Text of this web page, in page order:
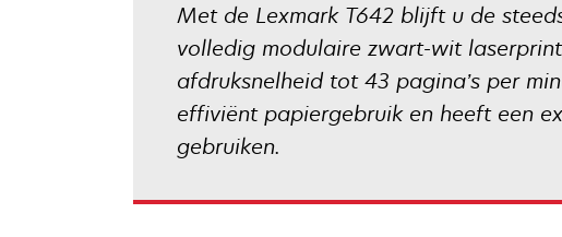
Met de Lexmark T642 blijft u de
volledig modulaire zwart-wit
afdruksnelheid tot 43 pagina’s per
effiviënt papiergebruik en heeft een
gebruiken.